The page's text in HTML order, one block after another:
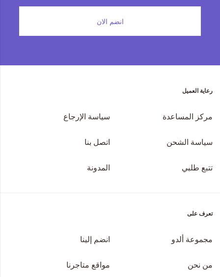
انضم الان
رعاية العميل
مركز المساعدة سياسة الإرجاع
سياسة الشحن اتصل بنا
تتبع طلبي المدونة
تعرف على
مجموعة ألدو انضم إلينا
من نحن مواقع متاجرنا